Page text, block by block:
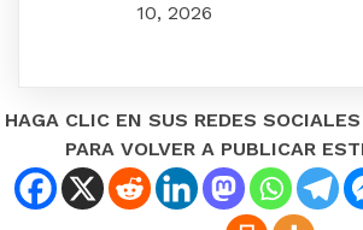
10, 2026
HAGA CLIC EN SUS REDES
PARA VOLVER A PUBLICAR